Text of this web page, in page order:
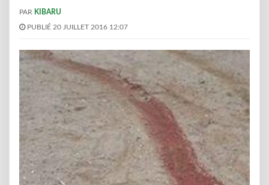
PAR KIBARU
PUBLIÉ 20 JUILLET 2016 12:07